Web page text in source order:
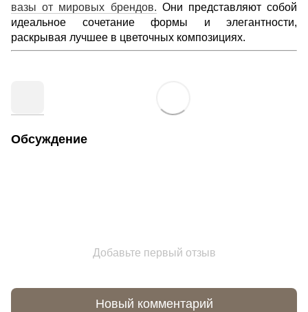
вазы от мировых брендов. Они представляют собой
идеальное сочетание формы и элегантности,
раскрывая лучшее в цветочных композициях.
Обсуждение
Добавьте первый отзыв
Новый комментарий